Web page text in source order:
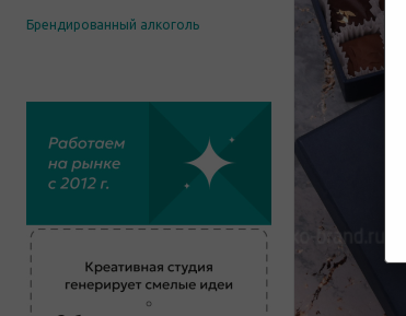
Брендированный алкоголь